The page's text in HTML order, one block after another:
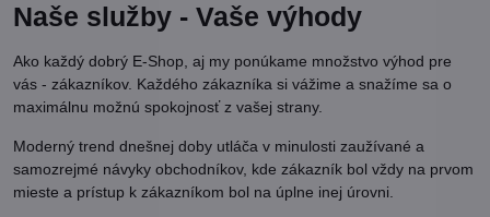
Naše služby - Vaše výhody
Ako každý dobrý E-Shop, aj my ponúkame množstvo výhod pre
vás - zákazníkov. Každého zákazníka si vážime a snažíme sa o
maximálnu možnú spokojnosť z vašej strany.
Moderný trend dnešnej doby utláča v minulosti zaužívané a
samozrejmé návyky obchodníkov, kde zákazník bol vždy na prvom
mieste a prístup k zákazníkom bol na úplne inej úrovni.